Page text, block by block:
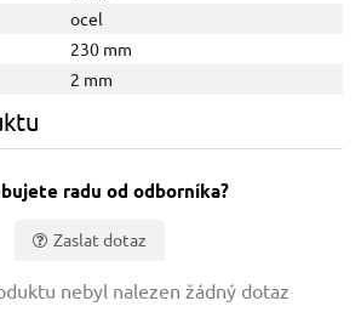
ocel
230 mm
2 mm
radu od odborníka?
Zaslat dotaz
nebyl nalezen žádný dotaz